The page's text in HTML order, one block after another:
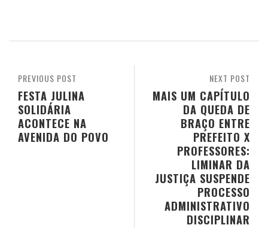
NEXT POST
MAIS UM CAPÍTULO
DA QUEDA DE
BRAÇO ENTRE
PREFEITO X
PROFESSORES:
LIMINAR DA
JUSTIÇA SUSPENDE
PROCESSO
ADMINISTRATIVO
DISCIPLINAR
PREVIOUS POST
FESTA JULINA
SOLIDÁRIA
ACONTECE NA
AVENIDA DO POVO